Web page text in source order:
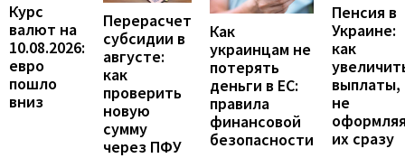
Курс
валют на
10.08.2026:
евро
пошло
вниз
Перерасчет
субсидии в
августе:
как
проверить
новую
сумму
через ПФУ
Как
украинцам не
потерять
деньги в ЕС:
правила
финансовой
безопасности
Пенсия в
Украине:
как
выплаты,
не
их сразу